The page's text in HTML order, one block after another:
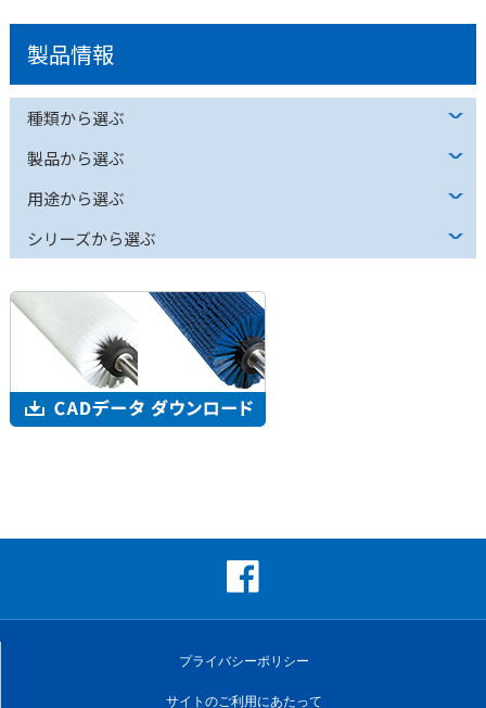
製品情報
種類から選ぶ
製品から選ぶ
用途から選ぶ
シリーズから選ぶ
プライバシーポリシー
サイトのご利用にあたって